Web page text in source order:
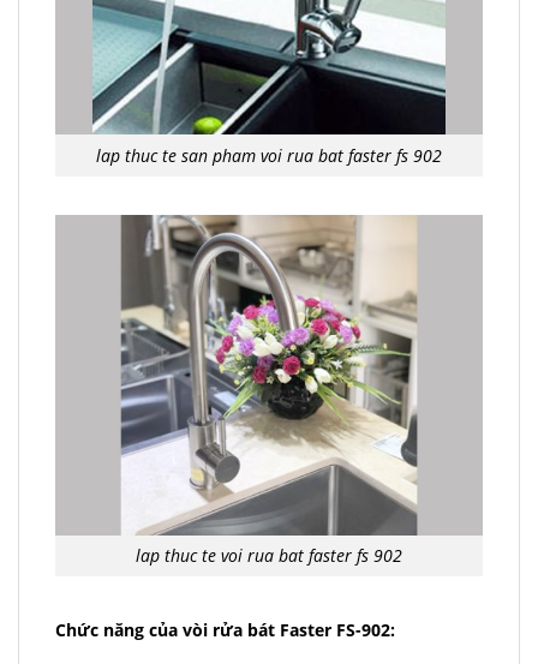
lap thuc te san pham voi rua bat faster fs 902
lap thuc te voi rua bat faster fs 902
Chức năng của vòi rửa bát Faster FS-902: